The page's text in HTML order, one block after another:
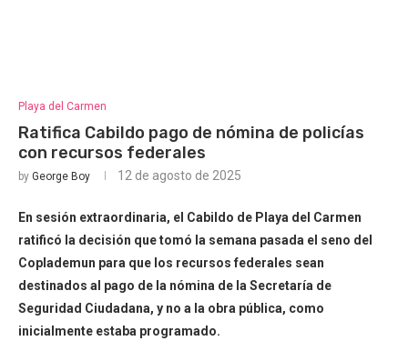
Playa del Carmen
Ratifica Cabildo pago de nómina de policías
con recursos federales
by George Boy 12 de agosto de 2025
En sesión extraordinaria, el Cabildo de Playa del Carmen
ratificó la decisión que tomó la semana pasada el seno del
Coplademun para que los recursos federales sean
destinados al pago de la nómina de la Secretaría de
Seguridad Ciudadana, y no a la obra pública, como
inicialmente estaba programado.